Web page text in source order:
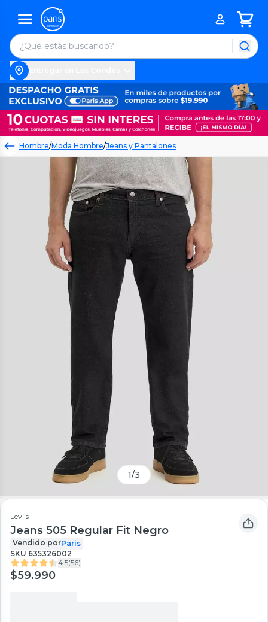
Hombre/Moda Hombre/Jeans y Pantalones
1/3
Levi's
Jeans 505 Regular Fit Negro
Vendido porParis
SKU 635326002
4.5(56)
$59.990